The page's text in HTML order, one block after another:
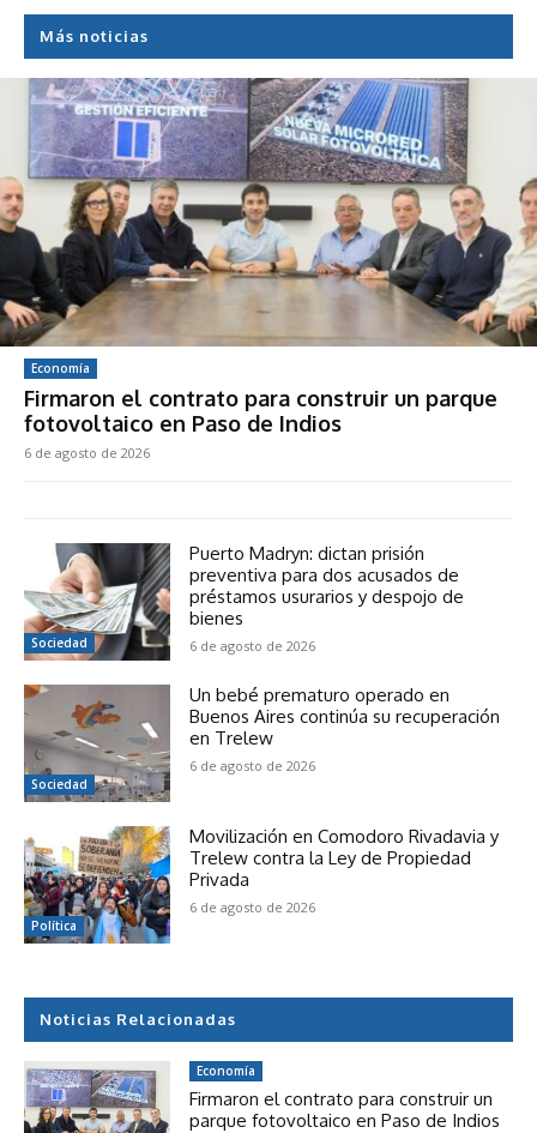
Más noticias
Economía
Firmaron el contrato para construir un parque
fotovoltaico en Paso de Indios
6 de agosto de 2026
Sociedad
Puerto Madryn: dictan prisión
preventiva para dos acusados de
préstamos usurarios y despojo de
bienes
6 de agosto de 2026
Sociedad
Un bebé prematuro operado en
Buenos Aires continúa su recuperación
en Trelew
6 de agosto de 2026
Política
Movilización en Comodoro Rivadavia y
Trelew contra la Ley de Propiedad
Privada
6 de agosto de 2026
Noticias Relacionadas
Economía
Firmaron el contrato para construir un
parque fotovoltaico en Paso de Indios